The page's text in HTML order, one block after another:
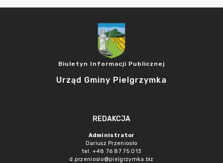
Biuletyn Informacji Publicznej
Urząd Gminy Pielgrzymka
REDAKCJA
Administrator
Dariusz Przeniosło
tel. +48 76 87 75 013
d.przenioslo@pielgrzymka.biz